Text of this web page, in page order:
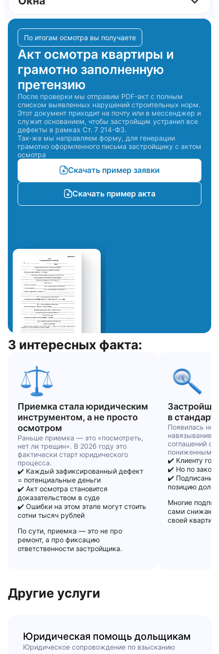
По итогам осмотра вы получаете
Акт осмотра квартиры и
грамотно заполненную
претензию
После проверки мы отправим PDF-акт с полным
списком выявленных нарушений строительных норм.
Этот документ приходит на почту или в мессенджер и
служит основанием, чтобы застройщик устранил все
дефекты в рамках Ст. 7 214-ФЗ.
Так-же мы направляем форму, для генерации
грамотно оформленного письма застройщику с актом
осмотра
Скачать пример заявки
Скачать пример акта
3 интересных факта:
Приемка стала юридическим
инструментом, а не просто
осмотром
Раньше приемка — это «посмотреть,
нет ли трещин». В 2026 году это
фактически старт юридического
процесса.
✔️ Каждый зафиксированный дефект
= потенциальные деньги
✔️ Акт осмотра становится
доказательством в суде
✔️ Ошибки на этом этапе могут стоить
сотни тысяч рублей
По сути, приемка — это не про
ремонт, а про фиксацию
ответственности застройщика.
в
Появилась
навязывание
соглашений с
пониженным
✔️ Клиенту
✔️ Но по
✔️ Подписание
позицию
Многие
сами снижают
своей
Другие услуги
Юридическая помощь дольщикам
Юридическое сопровождение по взысканию